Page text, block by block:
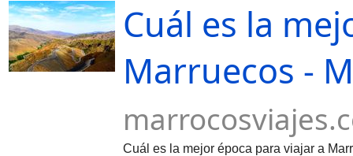
Cuál es la
Marruecos -
Cuál es la mejor época para viajar a